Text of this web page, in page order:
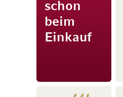
schon
beim
Einkauf